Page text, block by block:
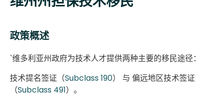
政策概述
`维多利亚州政府为技术人才提供两种主要的移民途径：
技术提名签证（Subclass 190） 与 偏远地区技术签证
（Subclass 491） 。